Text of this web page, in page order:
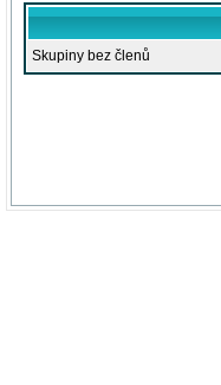
Skupiny bez členů